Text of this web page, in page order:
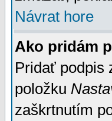
Návrat hore
Ako pridám
Pridať podpis
položku
zaškrtnutím